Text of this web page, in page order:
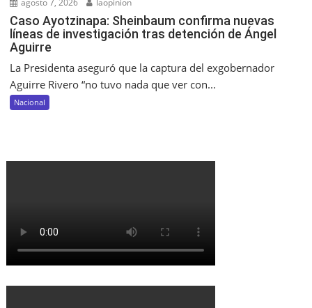
Caso Ayotzinapa: Sheinbaum confirma nuevas
líneas de investigación tras detención de Ángel
Aguirre
La Presidenta aseguró que la captura del exgobernador
Aguirre Rivero “no tuvo nada que ver con...
Nacional